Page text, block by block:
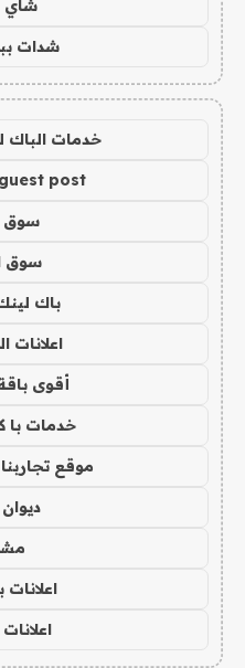
شاي
شدات
خدمات الباك
guest post مقال ضيف
سوق
سوق
باك لينك
اعلانات
أقوى
خدمات با
موقع